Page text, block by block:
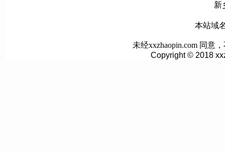
新
本站域
未经xxzhaopin.com 同意
Copyright © 2018